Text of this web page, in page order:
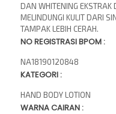
DAN WHITENING EKSTRAK
MELINDUNGI KULIT DARI
TAMPAK LEBIH CERAH.
NO REGISTRASI BPOM :
NA18190120848
KATEGORI :
HAND BODY LOTION
WARNA CAIRAN :